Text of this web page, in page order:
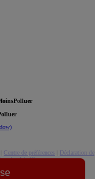
Centre de préférences
Déclaration de
(pdf(